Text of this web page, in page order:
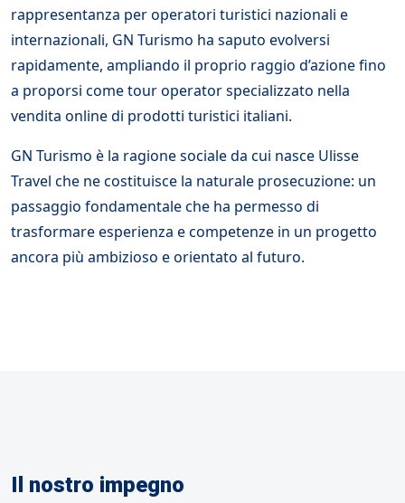
rappresentanza per operatori turistici nazionali e
internazionali, GN Turismo ha saputo evolversi
rapidamente, ampliando il proprio raggio d’azione fino
a proporsi come tour operator specializzato nella
vendita online di prodotti turistici italiani.
GN Turismo è la ragione sociale da cui nasce Ulisse
Travel che ne costituisce la naturale prosecuzione: un
passaggio fondamentale che ha permesso di
trasformare esperienza e competenze in un progetto
ancora più ambizioso e orientato al futuro.
Il nostro impegno